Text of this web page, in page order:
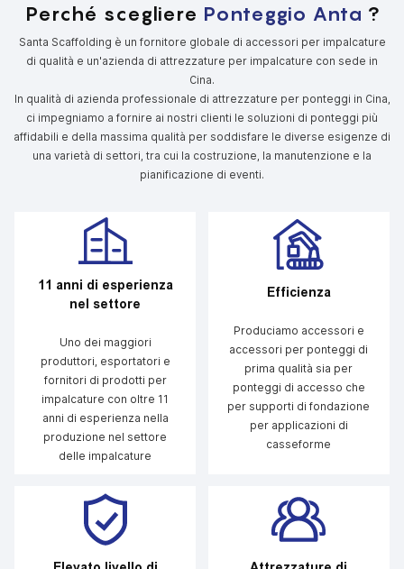
Perché scegliere Ponteggio Anta ?
Santa Scaffolding è un fornitore globale di accessori per impalcature
di qualità e un'azienda di attrezzature per impalcature con sede in
Cina.
In qualità di azienda professionale di attrezzature per ponteggi in Cina,
ci impegniamo a fornire ai nostri clienti le soluzioni di ponteggi più
affidabili e della massima qualità per soddisfare le diverse esigenze di
una varietà di settori, tra cui la costruzione, la manutenzione e la
pianificazione di eventi.
11 anni di esperienza
nel settore
Uno dei maggiori
produttori, esportatori e
fornitori di prodotti per
impalcature con oltre 11
anni di esperienza nella
produzione nel settore
delle impalcature
Efficienza
Produciamo accessori e
accessori per ponteggi di
prima qualità sia per
ponteggi di accesso che
per supporti di fondazione
per applicazioni di
casseforme